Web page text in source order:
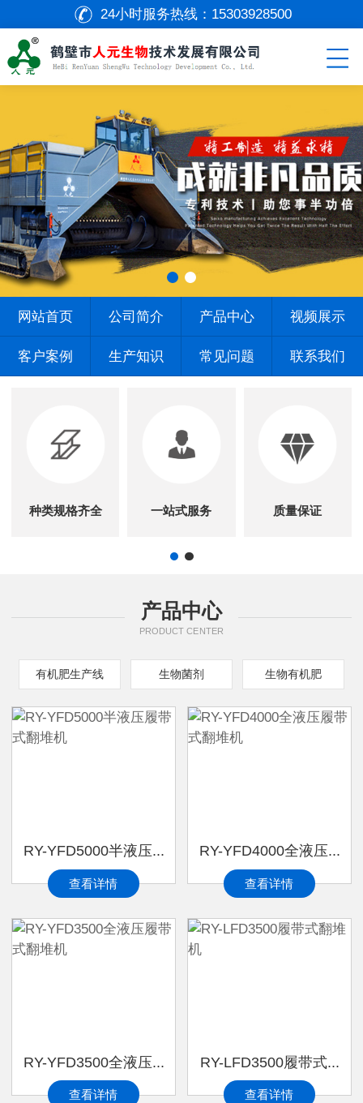
24小时服务热线： 15303928500
网站首页 公司简介 产品中心 视频展示
客户案例 生产知识 常见问题 联系我们
种类规格齐全 一站式服务 质量保证
产品中心
PRODUCT CENTER
有机肥生产线 生物菌剂 生物有机肥
RY-YFD5000半液压...
查看详情
RY-YFD4000全液压...
查看详情
RY-YFD3500全液压...
查看详情
RY-LFD3500履带式...
查看详情